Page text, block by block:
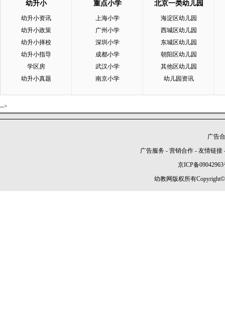
幼升小
幼升小资讯
幼升小政策
幼升小择校
幼升小指导
学区房
幼升小真题
重点小学
上海小学
广州小学
深圳小学
成都小学
武汉小学
南京小学
北京一类幼儿园
海淀区幼儿园
西城区幼儿园
东城区幼儿园
朝阳区幼儿园
其他区幼儿园
幼儿园资讯
-->
广告
广告服务 - 营销合作 - 友情链接
京ICP备09042963
幼教网版权所有